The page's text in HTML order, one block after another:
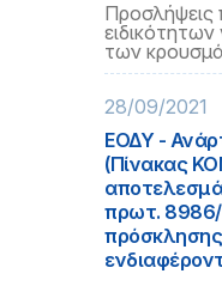
των
28/09/2021
ΕΟΔΥ -
(Πίνακας
πρωτ.